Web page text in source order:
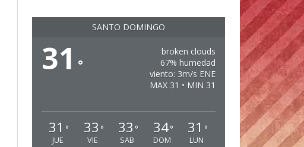
SANTO DOMINGO
31 °
broken clouds
67% humedad
viento: 3m/s ENE
MAX 31 • MIN 31
31 °
JUE
33 °
VIE
33 °
SAB
34°
DOM
31 °
LUN